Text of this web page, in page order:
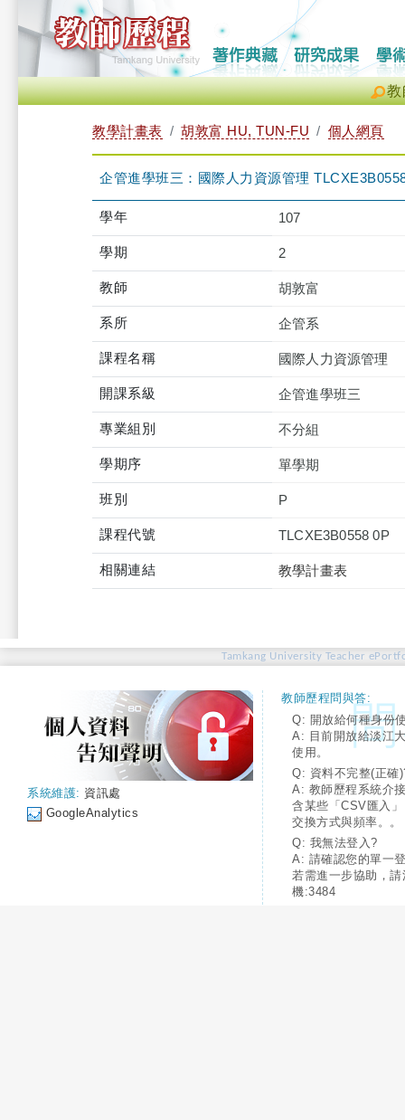
教
教學計畫表 胡敦富 HU, TUN-FU 個人網頁
企管進學班三：國際人力資源管理
學年 107
學期 2
教師 胡敦富
系所 企管系
課程名稱 國際人力資源管理
開課系級 企管進學班三
專業組別 不分組
學期序 單學期
班別 P
課程代號 TLCXE3B0558 0P
相關連結 教學計畫表
Tamkang University Teacher
系統維護: 資訊處
GoogleAnalytics
教師歷程問與答:
Q: 開放給何種身份
A: 目前開放給淡江
使用。
Q: 資料不完整(正確
A: 教師歷程系統介
含某些「CSV匯入
交換方式與頻率。。
Q: 我無法登入?
A: 請確認您的單一
若需進一步協助，
機:3484